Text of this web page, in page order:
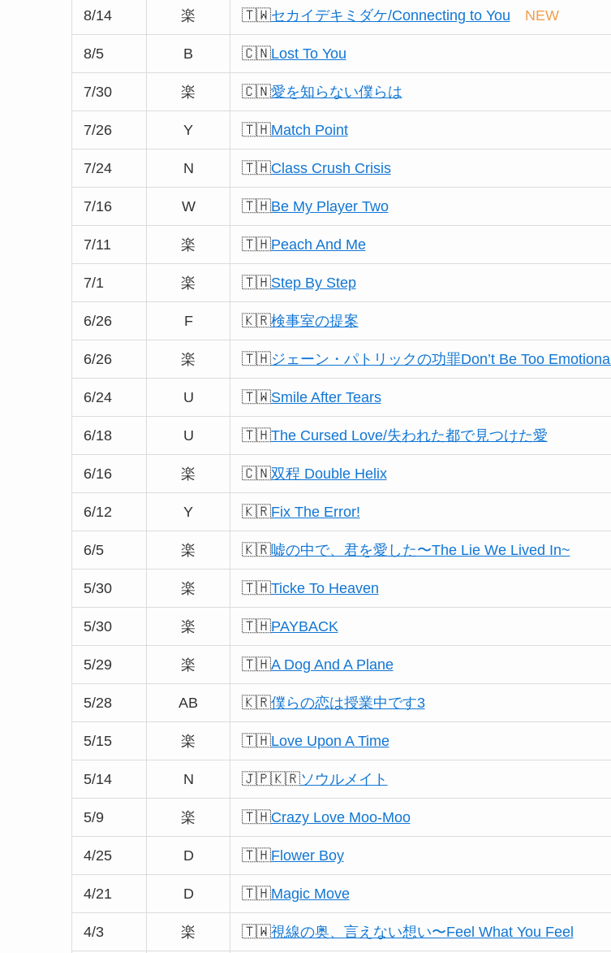
8/14 楽 🇹🇼セカイデキミダケ/Connecting to You NEW
8/5 B 🇨🇳Lost To You
7/30 楽 🇨🇳愛を知らない僕らは
7/26 Y 🇹🇭Match Point
7/24 N 🇹🇭Class Crush Crisis
7/16 W 🇹🇭Be My Player Two
7/11 楽 🇹🇭Peach And Me
7/1 楽 🇹🇭Step By Step
6/26 F 🇰🇷検事室の提案
6/26 楽 🇹🇭ジェーン・パトリックの功罪Don’t Be Too Emotional
6/24 U 🇹🇼Smile After Tears
6/18 U 🇹🇭The Cursed Love/失われた都で見つけた愛
6/16 楽 🇨🇳双程 Double Helix
6/12 Y 🇰🇷Fix The Error!
6/5 楽 🇰🇷嘘の中で、君を愛した〜The Lie We Lived In~
5/30 楽 🇹🇭Ticke To Heaven
5/30 楽 🇹🇭PAYBACK
5/29 楽 🇹🇭A Dog And A Plane
5/28 AB 🇰🇷僕らの恋は授業中です3
5/15 楽 🇹🇭Love Upon A Time
5/14 N 🇯🇵🇰🇷ソウルメイト
5/9 楽 🇹🇭Crazy Love Moo-Moo
4/25 D 🇹🇭Flower Boy
4/21 D 🇹🇭Magic Move
4/3 楽 🇹🇼視線の奥、言えない想い〜Feel What You Feel